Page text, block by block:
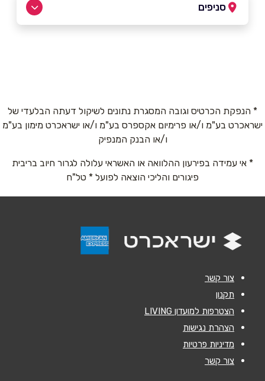
סניפים
* הנפקת הכרטיס וגובה המסגרת נתונים לשיקול דעתה הבלעדי של
ישראכרט בע"מ ו/או פרימיום אקספרס בע"מ ו/או ישראכרט מימון בע"מ
ו/או הבנק המנפיק
* אי עמידה בפירעון ההלוואה או האשראי עלולה לגרור חיוב בריבית
פיגורים והליכי הוצאה לפועל * טל"ח
צור קשר
תקנון
הצטרפות למועדון LIVING
הצהרת נגישות
מדיניות פרטיות
צור קשר